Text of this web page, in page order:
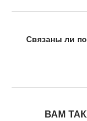
Связаны ли
ВАМ